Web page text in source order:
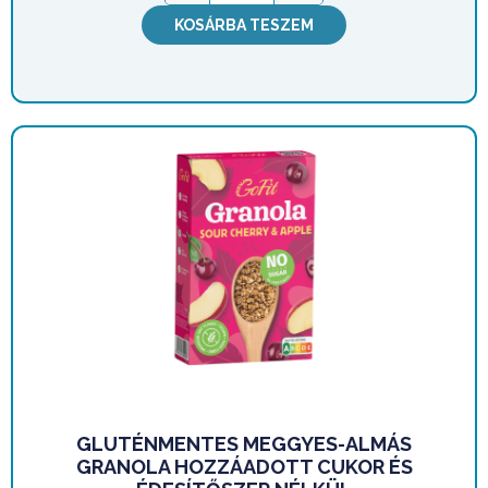
KOSÁRBA TESZEM
GLUTÉNMENTES MEGGYES-ALMÁS
GRANOLA HOZZÁADOTT CUKOR ÉS